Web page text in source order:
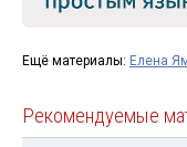
Ещё материалы: Елена
Рекомендуемые